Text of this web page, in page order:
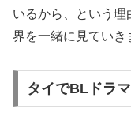
いるから、という
界を一緒に見ていき
タイでBLドラ